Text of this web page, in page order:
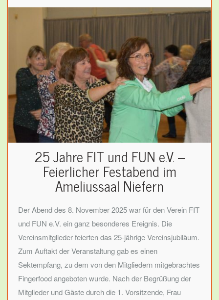
25 Jahre FIT und FUN e.V. –
Feierlicher Festabend im
Ameliussaal Niefern
Der Abend des 8. November 2025 war für den Verein FIT
und FUN e.V. ein ganz besonderes Ereignis. Die
Vereinsmitglieder feierten das 25-jährige Vereinsjubiläum.
Zum Auftakt der Veranstaltung gab es einen
Sektempfang, zu dem von den Mitgliedern mitgebrachtes
Fingerfood angeboten wurde. Nach der Begrüßung der
Mitglieder und Gäste durch die 1. Vorsitzende, Frau